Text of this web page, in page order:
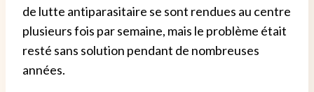
de lutte antiparasitaire se sont rendues au centre
plusieurs fois par semaine, mais le problème était
resté sans solution pendant de nombreuses
années.